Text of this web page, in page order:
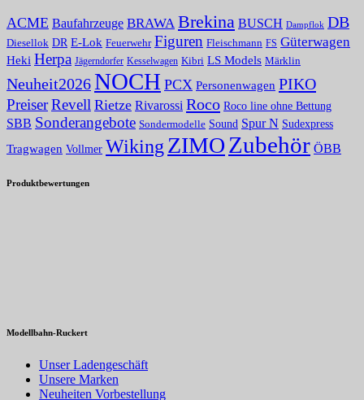
ACME Baufahrzeuge BRAWA Brekina BUSCH Dampflok DB
Diesellok DR E-Lok Feuerwehr Figuren Fleischmann FS Güterwagen
Heki Herpa Jägerndorfer Kesselwagen Kibri LS Models Märklin
Neuheit2026NOCH PCX Personenwagen PIKO
PreiserRevell Rietze Rivarossi Roco Roco line ohne Bettung
SBB Sonderangebote Sondermodelle Sound Spur N Sudexpress
Tragwagen Vollmer Wiking ZIMOZubehör ÖBB
Produktbewertungen
Modellbahn-Ruckert
Unser Ladengeschäft
Unsere Marken
Neuheiten Vorbestellung